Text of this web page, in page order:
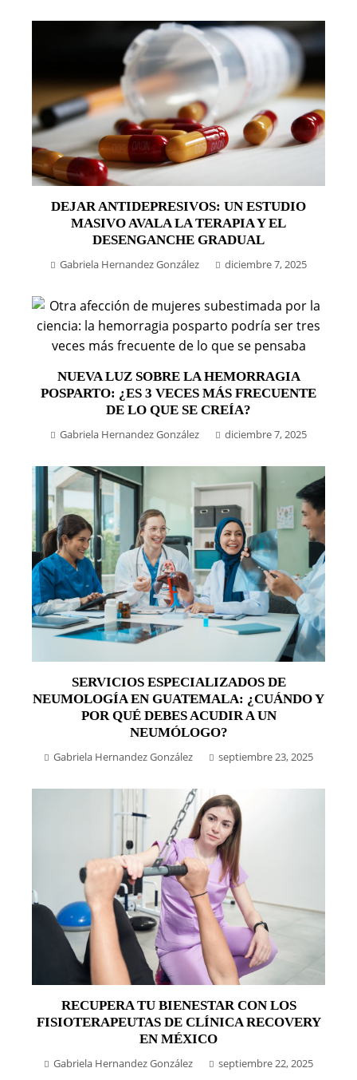
DEJAR ANTIDEPRESIVOS: UN ESTUDIO
MASIVO AVALA LA TERAPIA Y EL
DESENGANCHE GRADUAL
Gabriela Hernandez González diciembre 7, 2025
NUEVA LUZ SOBRE LA HEMORRAGIA
POSPARTO: ¿ES 3 VECES MÁS FRECUENTE
DE LO QUE SE CREÍA?
Gabriela Hernandez González diciembre 7, 2025
SERVICIOS ESPECIALIZADOS DE
NEUMOLOGÍA EN GUATEMALA: ¿CUÁNDO Y
POR QUÉ DEBES ACUDIR A UN
NEUMÓLOGO?
Gabriela Hernandez González septiembre 23, 2025
RECUPERA TU BIENESTAR CON LOS
FISIOTERAPEUTAS DE CLÍNICA RECOVERY
EN MÉXICO
Gabriela Hernandez González septiembre 22, 2025